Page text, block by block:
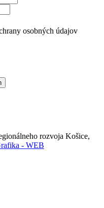
osobných údajov
rozvoja Košice,
- WEB